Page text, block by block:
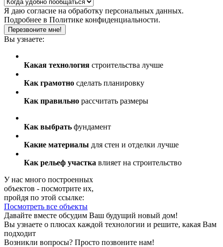
Я даю согласие на обработку персональных данных.
Подробнее в Политике конфиденциальности.
Перезвоните мне!
Вы узнаете:
Какая технология строительства лучше
Как грамотно сделать планировку
Как правильно рассчитать размеры
Как выбрать фундамент
Какие материалы для стен и отделки лучше
Как рельеф участка влияет на строительство
У нас много построенных
объектов - посмотрите их,
пройдя по этой ссылке:
Посмотреть все объекты
Давайте вместе обсудим Ваш будущий новый дом!
Вы узнаете о плюсах каждой технологии и решите, какая Вам
подходит
Возникли вопросы? Просто позвоните нам!